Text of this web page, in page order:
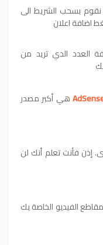
نقوم بسحب الشريط الى
اضافة اعلان
العدد الدي تريد من
هي أكبر مصدر
إذن فأنت تعلم أنك لن
الفيديو الخاصة بك